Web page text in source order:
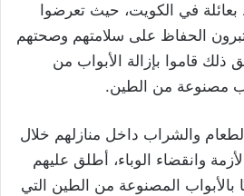
بعائلة في الكويت، حيث تعرضوا
الحفاظ على سلامتهم وصحتهم
ذلك قاموا بإزالة الأبواب من
مصنوعة من الطين.
والشراب داخل منازلهم خلال
وانقضاء الوباء، أطلق عليهم
بالأبواب المصنوعة من الطين التي